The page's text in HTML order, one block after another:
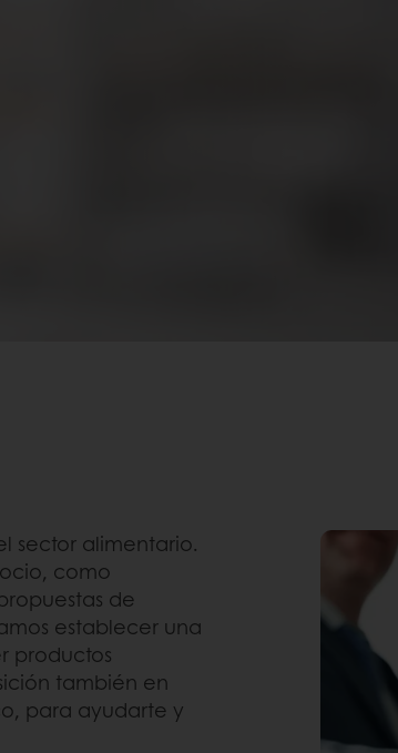
sector alimentario.
como
de
establecer una
productos
también en
para ayudarte y